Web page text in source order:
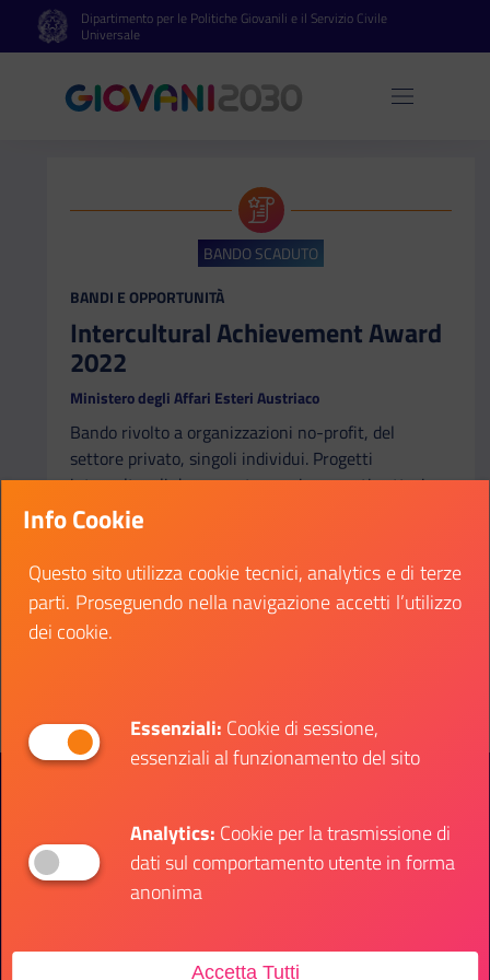
Vai al contenuto principale
Vai al footerDipartimento per le Politiche Giovanili e il Servizio Civile
Universale
Apri
BANDO SCADUTO
CATEGORIA:
BANDI E OPPORTUNITÀ
Intercultural Achievement Award
2022
Ministero degli Affari Esteri Austriaco
Bando rivolto a organizzazioni no-profit, del
settore privato, singoli individui. Progetti
interculturali da presentare nei seguenti settori:
Arte/Cultura, Giovani, Diritti Umani, Global
Citizenship Education, Integrazione e Parità di
Genere.
Data fine:
15 aprile 2022
Contatti
Info Cookie
Questo sito utilizza cookie tecnici, analytics e di terze
parti. Proseguendo nella navigazione accetti l’utilizzo
dei cookie.
Essenziali: Cookie di sessione,
essenziali al funzionamento del sito
Analytics: Cookie per la trasmissione di
dati sul comportamento utente in forma
anonima
Accetta Tutti